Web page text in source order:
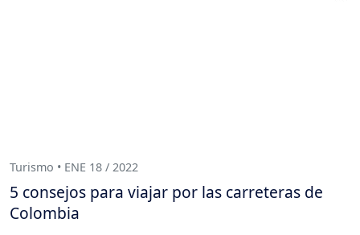
Turismo • ENE 18 / 2022
5 consejos para viajar por las carreteras de
Colombia